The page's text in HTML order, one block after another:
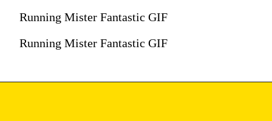
Running Mister Fantastic GIF
Running Mister Fantastic GIF